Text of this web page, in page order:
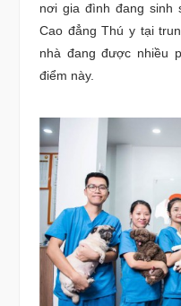
nơi gia đình đang sinh
Cao đẳng Thú y tại
nhà đang được nhiều
điểm này.